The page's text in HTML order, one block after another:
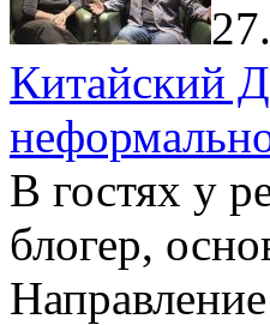
Китайский
В гостях у
блогер,